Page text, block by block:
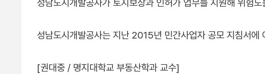
성남도시개발공사가 토지보상과 인허가 업무를 지원해 위험
성남도시개발공사는 지난 2015년 민간사업자 공모 지침서에
[권대중 / 명지대학교 부동산학과 교수]